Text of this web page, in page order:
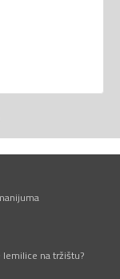
na tržištu?